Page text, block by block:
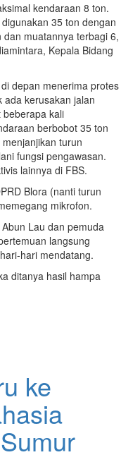
kendaraan 8 ton.
35 ton dengan
muatannya terbagi 6,
Kepala Bidang
depan menerima protes
ada kerusakan jalan
kali
berbobot 35 ton
turun
fungsi pengawasan.
lainnya di FBS.
Blora (nanti turun
mikrofon.
Lau dan pemuda
langsung
hari mendatang.
ditanya hasil hampa
ke